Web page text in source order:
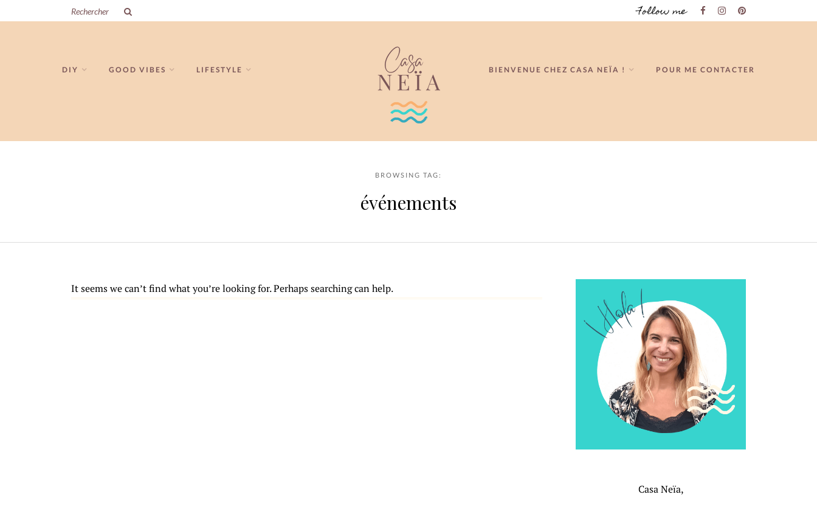
Follow me
DIY GOOD VIBES LIFESTYLE BIENVENUE CHEZ CASA NEÏA ! POUR ME CONTACTER
BROWSING TAG:
événements
It seems we can’t find what you’re looking for. Perhaps searching can help.
Casa Neïa,